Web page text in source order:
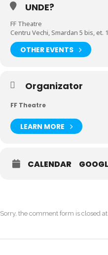
UNDE?
FF Theatre
Centru Vechi, Smardan 5 bis, et. 1
OTHER EVENTS
Organizator
FF Theatre
LEARN MORE
CALENDAR
Sorry, the comment form is closed